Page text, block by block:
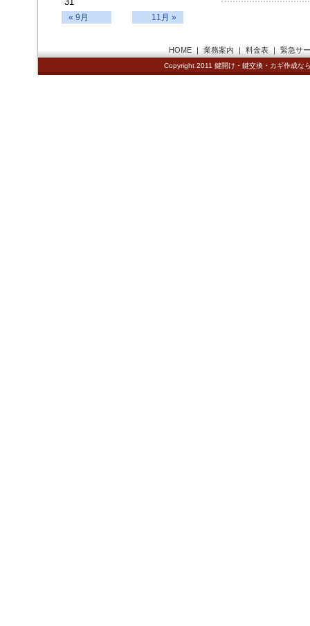
« 9月 11月 »
HOME｜ 業務案内 ｜ 料金表｜ 緊急サ
Copyright 2011 鍵開け・鍵交換・カギ作成な